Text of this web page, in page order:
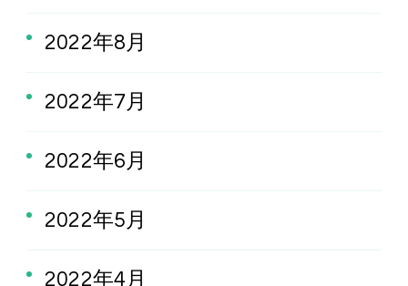
2022年8月
2022年7月
2022年6月
2022年5月
2022年4月